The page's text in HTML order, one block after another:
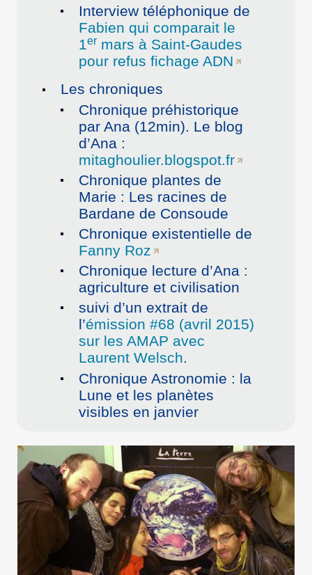
Interview téléphonique de
Fabien qui comparait le
1ermars à Saint-Gaudes
pour refus fichage ADN
Les chroniques
Chronique préhistorique
par Ana (12min). Le blog
d’Ana :
mitaghoulier.blogspot.fr
Chronique plantes de
Marie : Les racines de
Bardane de Consoude
Chronique existentielle de
Fanny Roz
Chronique lecture d’Ana :
agriculture et civilisation
suivi d’un extrait de
l’émission #68 (avril 2015)
sur les AMAP avec
Laurent Welsch.
Chronique Astronomie : la
Lune et les planètes
visibles en janvier